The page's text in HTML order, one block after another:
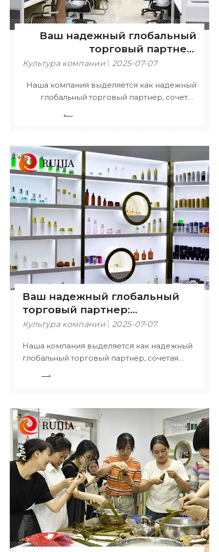
Ваш надежный глобальный
торговый партнер:
сертифицированный,
комплексный
Культура компании 2025-07-07
Наша компания выделяется как надежный
глобальный торговый партнер, сочетая
стороны: Сертифицированное
совершенство – оснащено сертификатами
ISO, CE, SDS, SGS, FDA и другими
международными сертификатами,
гарантирующими соответствие
требованиям.
Ваш надежный глобальный
торговый партнер:
сертифицированный,
комплексный
Культура компании 2025-07-07
Наша компания выделяется как надежный
глобальный торговый партнер, сочетая
стороны: Сертифицированное
совершенство – оснащено сертификатами
ISO, CE, SDS, SGS, FDA и другими
международными сертификатами,
гарантирующими соответствие
требованиям.